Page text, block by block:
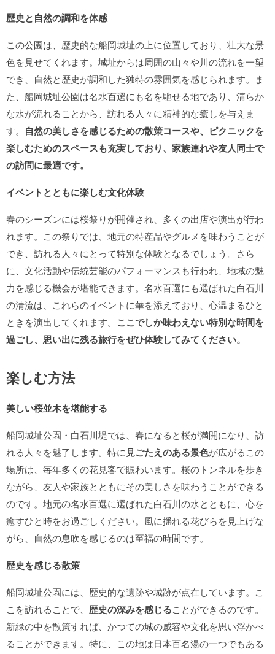
歴史と自然の調和を体感
この公園は、歴史的な船岡城址の上に位置しており、壮大な景
色を見せてくれます。城址からは周囲の山々や川の流れを一望
でき、自然と歴史が調和した独特の雰囲気を感じられます。ま
た、船岡城址公園は名水百選にも名を馳せる地であり、清らか
な水が流れることから、訪れる人々に精神的な癒しを与えま
す。 自然の美しさを感じるための散策コースや、ピクニックを
楽しむためのスペースも充実しており、家族連れや友人同士で
の訪問に最適です。
イベントとともに楽しむ文化体験
春のシーズンには桜祭りが開催され、多くの出店や演出が行わ
れます。この祭りでは、地元の特産品やグルメを味わうことが
でき、訪れる人々にとって特別な体験となるでしょう。さら
に、文化活動や伝統芸能のパフォーマンスも行われ、地域の魅
力を感じる機会が堪能できます。名水百選にも選ばれた白石川
の清流は、これらのイベントに華を添えており、心温まるひと
ときを演出してくれます。 ここでしか味わえない特別な時間を
過ごし、思い出に残る旅行をぜひ体験してみてください。
楽しむ方法
美しい桜並木を堪能する
船岡城址公園・白石川堤では、春になると桜が満開になり、訪
れる人々を魅了します。特に見ごたえのある景色が広がるこの
場所は、毎年多くの花見客で賑わいます。桜のトンネルを歩き
ながら、友人や家族とともにその美しさを味わうことができる
のです。地元の名水百選に選ばれた白石川の水とともに、心を
癒すひと時をお過ごしください。風に揺れる花びらを見上げな
がら、自然の息吹を感じるのは至福の時間です。
歴史を感じる散策
船岡城址公園には、歴史的な遺跡や城跡が点在しています。こ
こを訪れることで、 歴史の深みを感じることができるのです。
新緑の中を散策すれば、かつての城の威容や文化を思い浮かべ
ることができます。特に、この地は日本百名湯の一つでもある